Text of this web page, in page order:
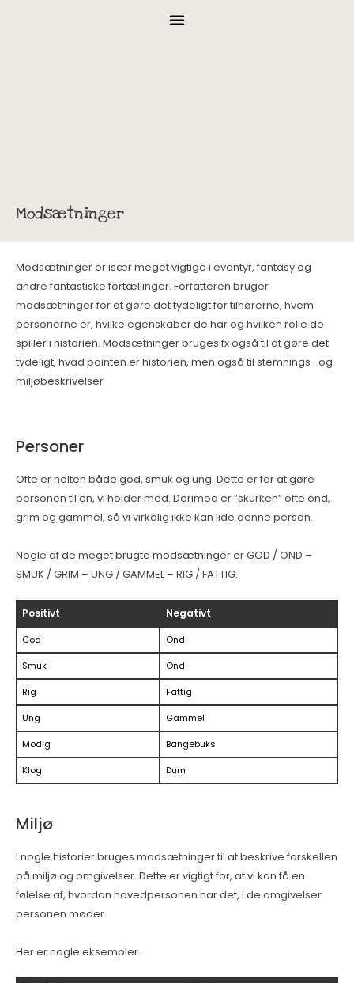
Modsætninger
Modsætninger er især meget vigtige i eventyr, fantasy og
andre fantastiske fortællinger. Forfatteren bruger
modsætninger for at gøre det tydeligt for tilhørerne, hvem
personerne er, hvilke egenskaber de har og hvilken rolle de
spiller i historien. Modsætninger bruges fx også til at gøre det
tydeligt, hvad pointen er historien, men også til stemnings- og
miljøbeskrivelser
Personer
Ofte er helten både god, smuk og ung. Dette er for at gøre
personen til en, vi holder med. Derimod er ”skurken” ofte ond,
grim og gammel, så vi virkelig ikke kan lide denne person.
Nogle af de meget brugte modsætninger er GOD / OND –
SMUK / GRIM – UNG / GAMMEL – RIG / FATTIG.
Positivt Negativt
God Ond
Smuk Ond
Rig Fattig
Ung Gammel
Modig Bangebuks
Klog Dum
Miljø
I nogle historier bruges modsætninger til at beskrive forskellen
på miljø og omgivelser. Dette er vigtigt for, at vi kan få en
følelse af, hvordan hovedpersonen har det, i de omgivelser
personen møder.
Her er nogle eksempler.